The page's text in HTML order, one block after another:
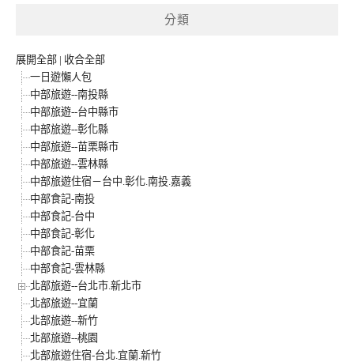
分類
展開全部 | 收合全部
一日遊懶人包
中部旅遊--南投縣
中部旅遊--台中縣市
中部旅遊--彰化縣
中部旅遊--苗栗縣市
中部旅遊--雲林縣
中部旅遊住宿－台中.彰化.南投.嘉義
中部食記-南投
中部食記-台中
中部食記-彰化
中部食記-苗栗
中部食記-雲林縣
北部旅遊--台北市.新北市
北部旅遊--宜蘭
北部旅遊--新竹
北部旅遊--桃園
北部旅遊住宿-台北.宜蘭.新竹